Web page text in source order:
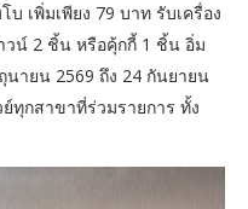
เพิ่มเพียง 79 บาท รับเครื่อง
น์ 2 ชิ้น หรือคุ้กกี้ 1 ชิ้น อิ่ม
ายน 2569 ถึง 24 กันยายน
ทุกสาขาที่ร่วมรายการ ทั้ง